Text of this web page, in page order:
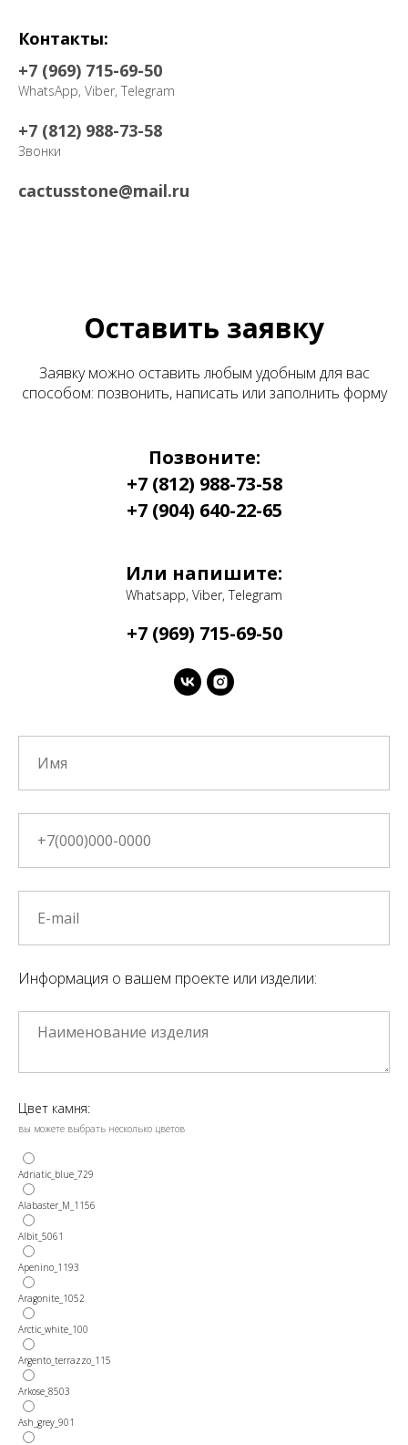
Контакты:
+7 (969) 715-69-50
WhatsApp, Viber, Telegram
+7 (812) 988-73-58
Звонки
cactusstone@mail.ru
Оставить заявку
Заявку можно оставить любым удобным для вас
способом: позвонить, написать или заполнить форму
Позвоните:
+7 (812) 988-73-58
+7 (904) 640-22-65
Или напишите:
Whatsapp, Viber, Telegram
+7 (969) 715-69-50
Информация о вашем проекте или изделии:
Цвет камня:
вы можете выбрать несколько цветов
Adriatic_blue_729
Alabaster_M_1156
Albit_5061
Apenino_1193
Aragonite_1052
Arctic_white_100
Argento_terrazzo_115
Arkose_8503
Ash_grey_901